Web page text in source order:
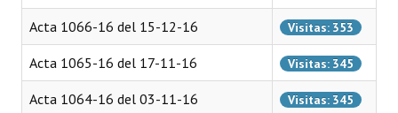
LEGISLACIÓN
Constitución Nacional
Constitución Provincial
Acta 1066-16 del 15-12-16 Visitas: 353
Acta 1065-16 del 17-11-16 Visitas: 345
Acta 1064-16 del 03-11-16 Visitas: 345